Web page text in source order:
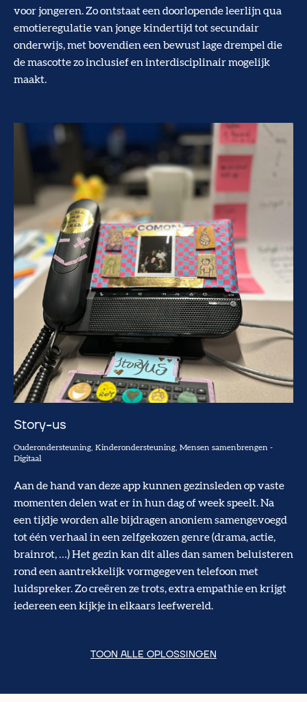
voor jongeren. Zo ontstaat een doorlopende leerlijn qua
emotieregulatie van jonge kindertijd tot secundair
onderwijs, met bovendien een bewust lage drempel die
de mascotte zo inclusief en interdisciplinair mogelijk
maakt.
Story-us
Ouderondersteuning Kinderondersteuning Mensen samenbrengen -
Digitaal
Aan de hand van deze app kunnen gezinsleden op vaste
momenten delen wat er in hun dag of week speelt. Na
een tijdje worden alle bijdragen anoniem samengevoegd
tot één verhaal in een zelfgekozen genre (drama, actie,
brainrot, …) Het gezin kan dit alles dan samen beluisteren
rond een aantrekkelijk vormgegeven telefoon met
luidspreker. Zo creëren ze trots, extra empathie en krijgt
iedereen een kijkje in elkaars leefwereld.
TOON ALLE OPLOSSINGEN